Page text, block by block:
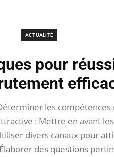
ACTUALITÉ
pour
les
: Mettre en avant
divers canaux pour
des questions